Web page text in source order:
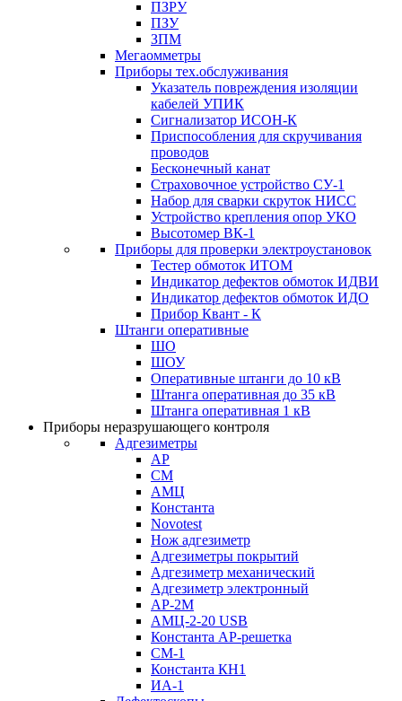
ПЗРУ
ПЗУ
ЗПМ
Мегаомметры
Приборы тех.обслуживания
Указатель повреждения изоляции
кабелей УПИК
Сигнализатор ИСОН-К
Приспособления для скручивания
проводов
Бесконечный канат
Страховочное устройство СУ-1
Набор для сварки скруток НИСС
Устройство крепления опор УКО
Высотомер ВК-1
Приборы для проверки электроустановок
Тестер обмоток ИТОМ
Индикатор дефектов обмоток ИДВИ
Индикатор дефектов обмоток ИДО
Прибор Квант - К
Штанги оперативные
ШО
ШОУ
Оперативные штанги до 10 кВ
Штанга оперативная до 35 кВ
Штанга оперативная 1 кВ
Приборы неразрушающего контроля
Адгезиметры
АР
СМ
АМЦ
Константа
Novotest
Нож адгезиметр
Адгезиметры покрытий
Адгезиметр механический
Адгезиметр электронный
АР-2М
АМЦ-2-20 USB
Константа АР-решетка
СМ-1
Константа КН1
ИА-1